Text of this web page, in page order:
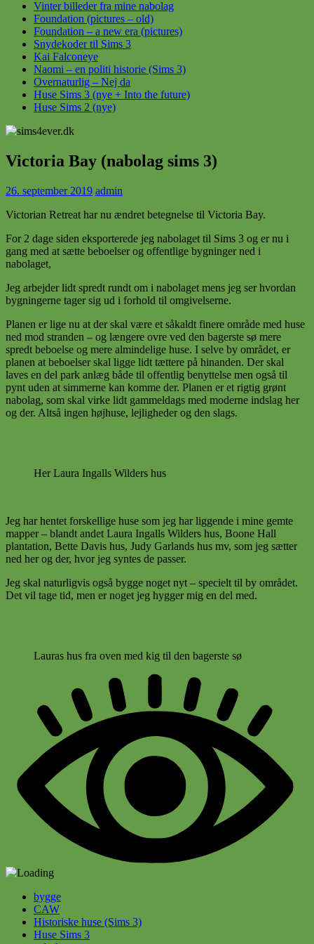
Vinter billeder fra mine nabolag
Foundation (pictures – old)
Foundation – a new era (pictures)
Snydekoder til Sims 3
Kai Falconeye
Naomi – en politi historie (Sims 3)
Overnaturlig – Nej da
Huse Sims 3 (nye + Into the future)
Huse Sims 2 (nye)
Victoria Bay (nabolag sims 3)
26. september 2019 admin
Victorian Retreat har nu ændret betegnelse til Victoria Bay.
For 2 dage siden eksporterede jeg nabolaget til Sims 3 og er nu i
gang med at sætte beboelser og offentlige bygninger ned i
nabolaget,
Jeg arbejder lidt spredt rundt om i nabolaget mens jeg ser hvordan
bygningerne tager sig ud i forhold til omgivelserne.
Planen er lige nu at der skal være et såkaldt finere område med huse
ned mod stranden – og længere ovre ved den bagerste sø mere
spredt beboelse og mere almindelige huse. I selve by området, er
planen at beboelser skal ligge lidt tættere på hinanden. Der skal
laves en del park anlæg både til offentlig benyttelse men også til
pynt uden at simmerne kan komme der. Planen er et rigtig grønt
nabolag, som skal virke lidt gammeldags med moderne indslag her
og der. Altså ingen højhuse, lejligheder og den slags.
Her Laura Ingalls Wilders hus
Jeg har hentet forskellige huse som jeg har liggende i mine gemte
mapper – blandt andet Laura Ingalls Wilders hus, Boone Hall
plantation, Bette Davis hus, Judy Garlands hus mv, som jeg sætter
ned her og der, hvor jeg syntes de passer.
Jeg skal naturligvis også bygge noget nyt – specielt til by området.
Det vil tage tid, men er noget jeg hygger mig en del med.
Lauras hus fra oven med kig til den bagerste sø
bygge
CAW
Historiske huse (Sims 3)
Huse Sims 3